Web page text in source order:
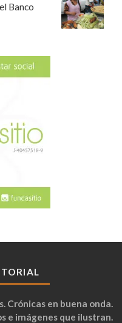
Banco
Crónicas en buena onda.
e imágenes que ilustran.